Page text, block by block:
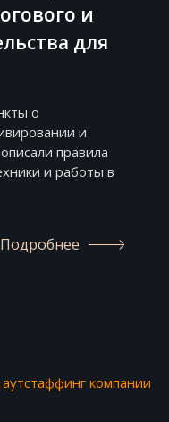
и
для
о
и
правила
и работы в
Подробнее
компании